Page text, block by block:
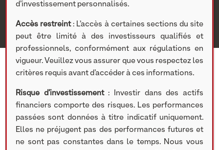
David, Président du Groupe Solstyce
d’investissement personnalisés.
Accès restreint: L’accès à certaines sections du site
peut être limité à des investisseurs qualifiés et
professionnels, conformément aux régulations en
vigueur. Veuillez vous assurer que vous respectez les
critères requis avant d’accéder à ces informations.
Risque d’investissement: Investir dans des actifs
financiers comporte des risques. Les performances
passées sont données à titre indicatif uniquement.
Elles ne préjugent pas des performances futures et
ne sont pas constantes dans le temps. Nous vous